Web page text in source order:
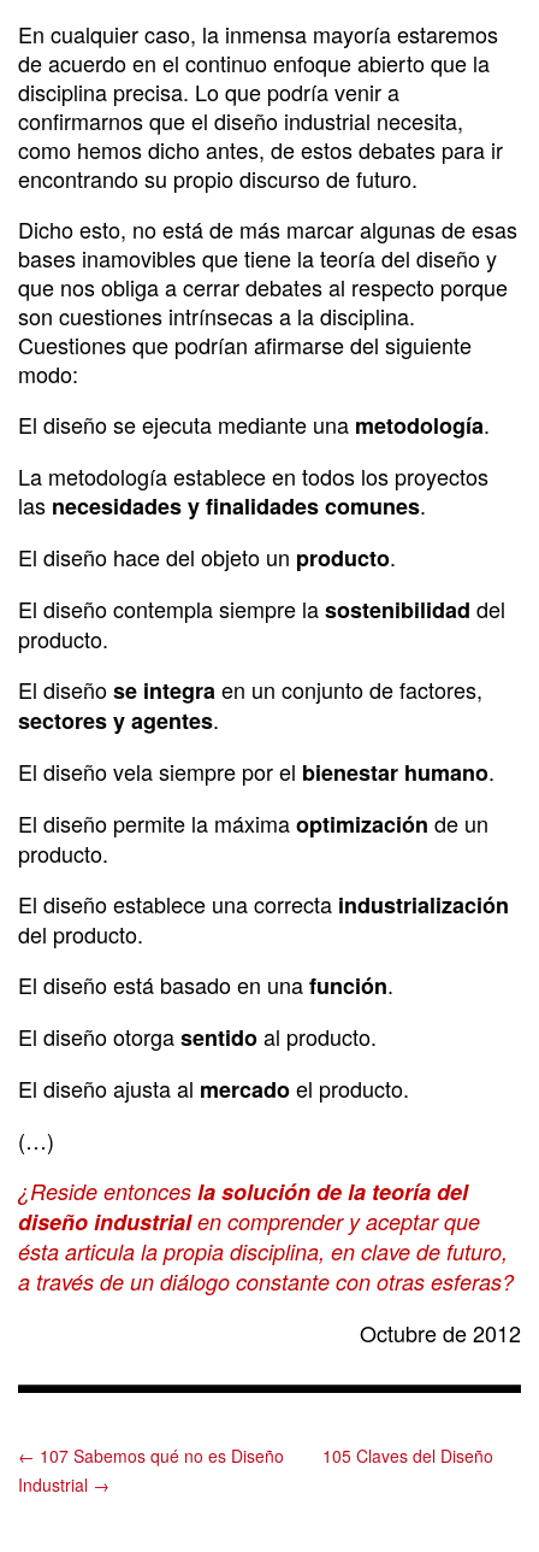
En cualquier caso, la inmensa mayoría estaremos
de acuerdo en el continuo enfoque abierto que la
disciplina precisa. Lo que podría venir a
confirmarnos que el diseño industrial necesita,
como hemos dicho antes, de estos debates para ir
encontrando su propio discurso de futuro.
Dicho esto, no está de más marcar algunas de esas
bases inamovibles que tiene la teoría del diseño y
que nos obliga a cerrar debates al respecto porque
son cuestiones intrínsecas a la disciplina.
Cuestiones que podrían afirmarse del siguiente
modo:
El diseño se ejecuta mediante una metodología.
La metodología establece en todos los proyectos
las necesidades y finalidades comunes.
El diseño hace del objeto un producto.
El diseño contempla siempre lasostenibilidad del
producto.
El diseñose integraen un conjunto de factores,
sectores y agentes.
El diseño vela siempre por el bienestar humano.
El diseño permite la máximaoptimización de un
producto.
El diseño establece una correcta industrialización
del producto.
El diseño está basado en unafunción.
El diseño otorgasentidoal producto.
El diseño ajusta al mercadoel producto.
(…)
¿Reside entonces la solución de la teoría del
diseño industrialen comprender y aceptar que
ésta articula la propia disciplina, en clave de futuro,
a través de un diálogo constante con otras esferas?
Octubre de 2012
← 107 Sabemos qué no es Diseño
105 Claves del Diseño
Industrial →